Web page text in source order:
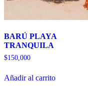
BARÚ PLAYA
TRANQUILA
$150,000
Añadir al carrito